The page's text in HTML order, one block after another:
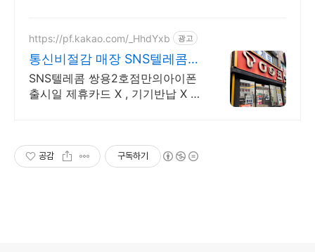
https://pf.kakao.com/_HhdYxb 광고
통신비절감 매장 SNS텔레콤
천안 휴대폰 성지 80%할인
SNS텔레콤 쌍용2호점만의아이폰
출시일 제휴카드 X , 기기반납 X 추
공감 구독하기